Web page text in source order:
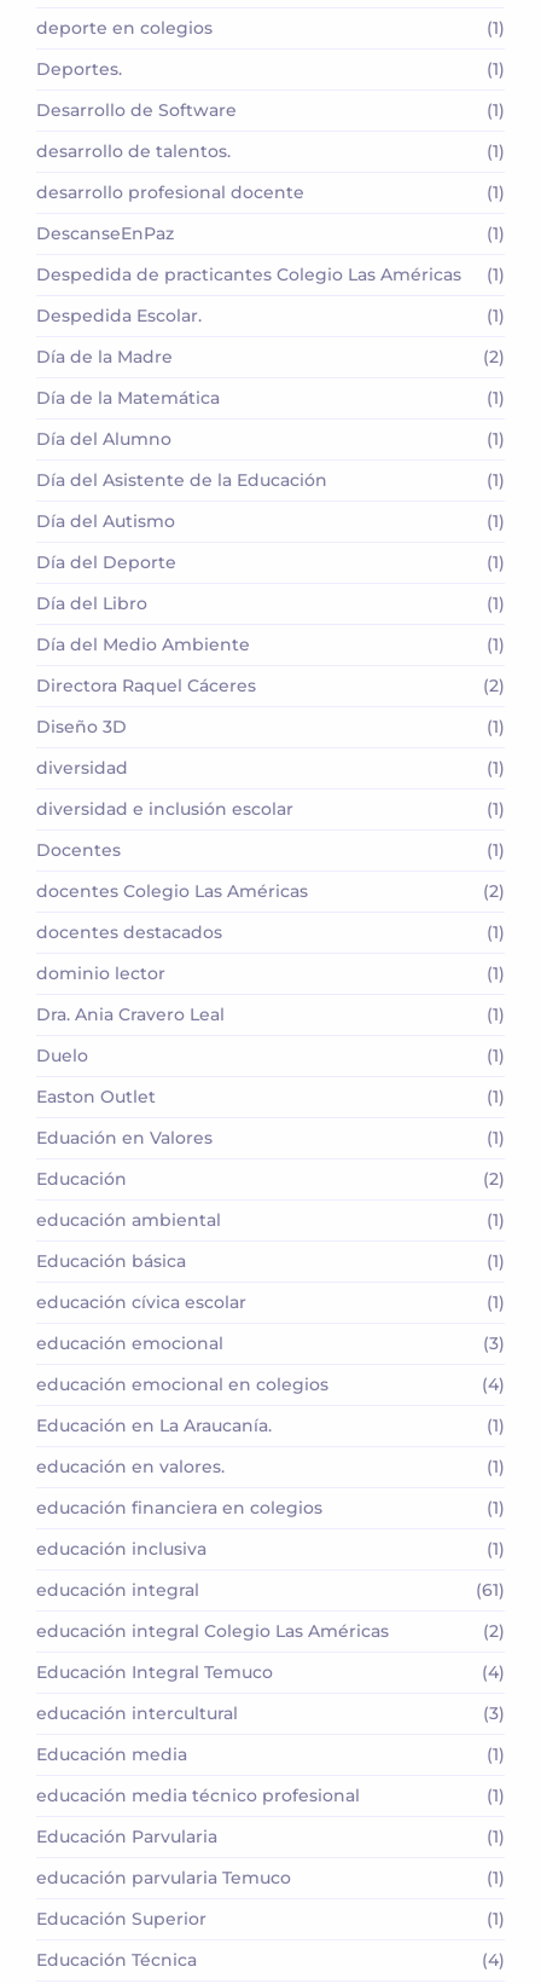
deporte en colegios
(1)
Deportes.
(1)
Desarrollo de Software
(1)
desarrollo de talentos.
(1)
desarrollo profesional docente
(1)
DescanseEnPaz
(1)
Despedida de practicantes Colegio Las Américas
(1)
Despedida Escolar.
(1)
Día de la Madre
(2)
Día de la Matemática
(1)
Día del Alumno
(1)
Día del Asistente de la Educación
(1)
Día del Autismo
(1)
Día del Deporte
(1)
Día del Libro
(1)
Día del Medio Ambiente
(1)
Directora Raquel Cáceres
(2)
Diseño 3D
(1)
diversidad
(1)
diversidad e inclusión escolar
(1)
Docentes
(1)
docentes Colegio Las Américas
(2)
docentes destacados
(1)
dominio lector
(1)
Dra. Ania Cravero Leal
(1)
Duelo
(1)
Easton Outlet
(1)
Eduación en Valores
(1)
Educación
(2)
educación ambiental
(1)
Educación básica
(1)
educación cívica escolar
(1)
educación emocional
(3)
educación emocional en colegios
(4)
Educación en La Araucanía.
(1)
educación en valores.
(1)
educación financiera en colegios
(1)
educación inclusiva
(1)
educación integral
(61)
educación integral Colegio Las Américas
(2)
Educación Integral Temuco
(4)
educación intercultural
(3)
Educación media
(1)
educación media técnico profesional
(1)
Educación Parvularia
(1)
educación parvularia Temuco
(1)
Educación Superior
(1)
Educación Técnica
(4)